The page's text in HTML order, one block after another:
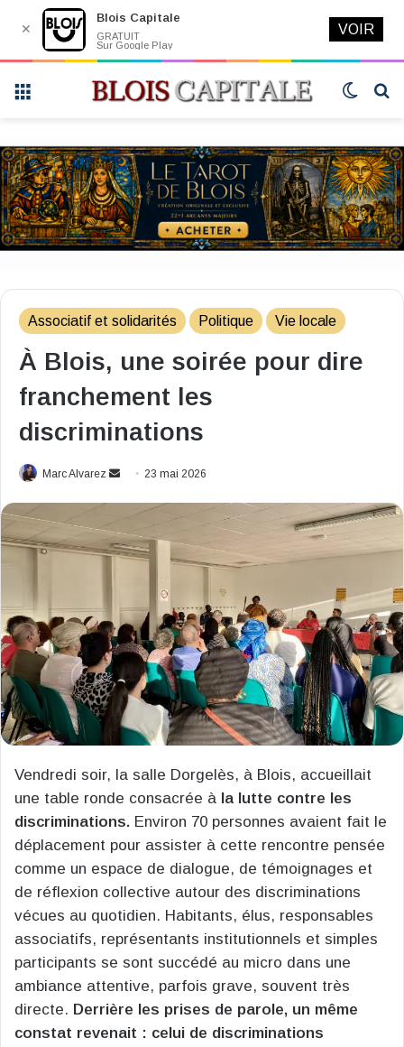
Switch
Associatif et solidarités Politique Vie locale
À Blois, une soirée pour dire
franchement les
discriminations
Marc Alvarez
Envoyer23 mai 2026
Vendredi soir, la salle Dorgelès, à Blois, accueillait
une table ronde consacrée à la lutte contre les
discriminations. Environ 70 personnes avaient fait le
déplacement pour assister à cette rencontre pensée
comme un espace de dialogue, de témoignages et
de réflexion collective autour des discriminations
vécues au quotidien. Habitants, élus, responsables
associatifs, représentants institutionnels et simples
participants se sont succédé au micro dans une
ambiance attentive, parfois grave, souvent très
directe. Derrière les prises de parole, un même
constat revenait : celui de discriminations
✕
Blois Capitale
GRATUIT
Sur Google Play
VOIR